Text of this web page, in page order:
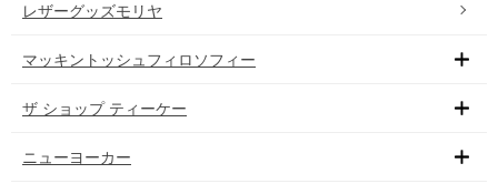
レザーグッズモリヤ
マッキントッシュフィロソフィー
ザ ショップ ティーケー
ニューヨーカー